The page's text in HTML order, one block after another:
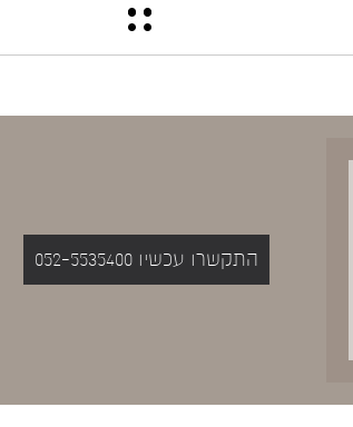
התקשרו עכשיו 052-5535400